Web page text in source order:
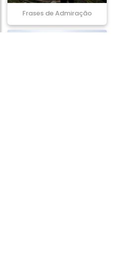
Frases de Admiração